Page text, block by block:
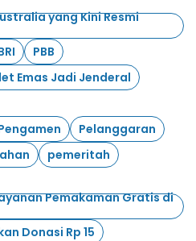
yang Kini Resmi
PBB
Emas Jadi Jenderal
Pelanggaran
pemeritah
Pemakaman Gratis di
Donasi Rp 15